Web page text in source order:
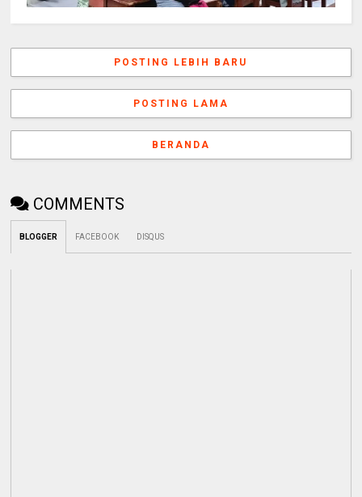
POSTING LEBIH BARU
POSTING LAMA
BERANDA
COMMENTS
BLOGGER FACEBOOK DISQUS